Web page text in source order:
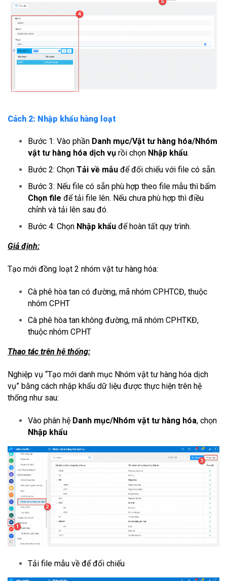
Cách 2: Nhập khẩu hàng loạt
Bước 1: Vào phần Danh mục/Vật tư hàng hóa/Nhóm
vật tư hàng hóa dịch vụ rồi chọn Nhập khẩu.
Bước 2: Chọn Tải về mẫu để đối chiếu với file có sẵn.
Bước 3: Nếu file có sẵn phù hợp theo file mẫu thì bấm
Chọn file để tải file lên. Nếu chưa phù hợp thì điều
chỉnh và tải lên sau đó.
Bước 4: Chọn Nhập khẩu để hoàn tất quy trình.
Giả định:
Tạo mới đồng loạt 2 nhóm vật tư hàng hóa:
Cà phê hòa tan có đường, mã nhóm CPHTCĐ, thuộc
nhóm CPHT
Cà phê hòa tan không đường, mã nhóm CPHTKĐ,
thuộc nhóm CPHT
Thao tác trên hệ thống:
Nghiệp vụ “Tạo mới danh mục Nhóm vật tư hàng hóa dịch
vụ” bằng cách nhập khẩu dữ liệu được thực hiện trên hệ
thống như sau:
Vào phân hệ Danh mục/Nhóm vật tư hàng hóa, chọn
Nhập khẩu
Tải file mẫu về để đối chiếu